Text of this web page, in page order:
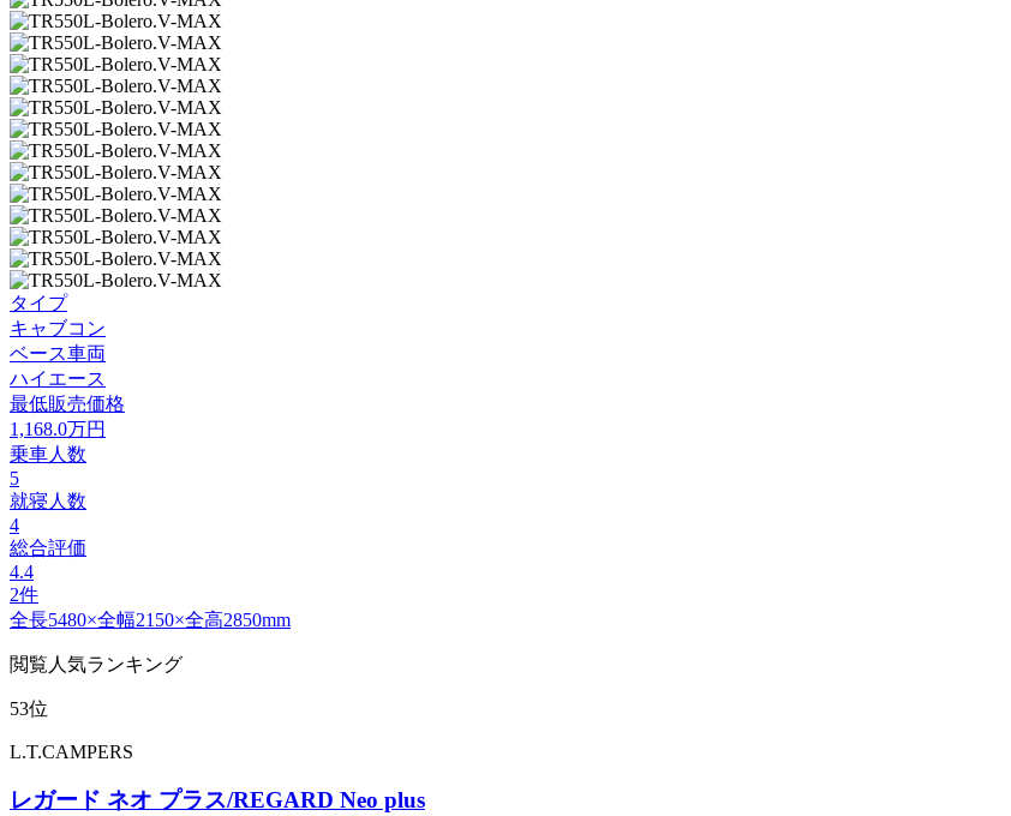
タイプ
キャブコン
ベース車両
ハイエース
最低販売価格
1,168.0万円
乗車人数
5
就寝人数
4
総合評価
4.4
2件
全長5480×全幅2150×全高2850mm
閲覧人気ランキング
53位
L.T.CAMPERS
レガード ネオ プラス/REGARD Neo plus